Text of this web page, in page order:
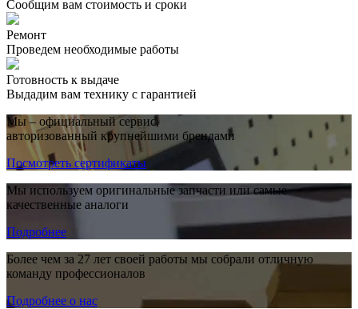
Сообщим вам стоимость и сроки
Ремонт
Проведем необходимые работы
Готовность к выдаче
Выдадим вам технику с гарантией
Мы – официальный сервис,
авторизованный крупнейшими брендами
Посмотреть сертификаты
Мы используем оригинальные запчасти или самые
качественные аналоги
Подробнее
Более чем за 27 лет своей работы мы собрали отличную
команду профессионалов
Подробнее о нас